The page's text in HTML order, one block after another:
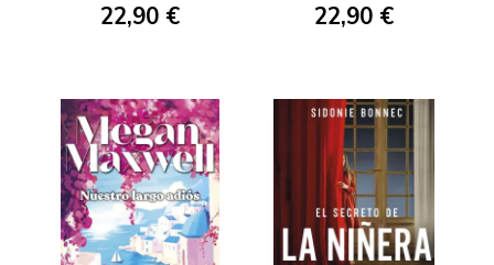
22,90 € 22,90 €